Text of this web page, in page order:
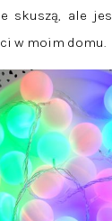
skuszą, ale
w moim domu.